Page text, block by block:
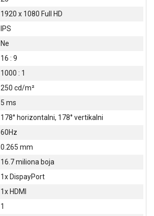
1920 x 1080 Full HD
IPS
Ne
16 : 9
1000 : 1
250 cd/m²
5 ms
178° horizontalni, 178° vertikalni
60Hz
0.265 mm
16.7 miliona boja
1x DispayPort
1x HDMI
1